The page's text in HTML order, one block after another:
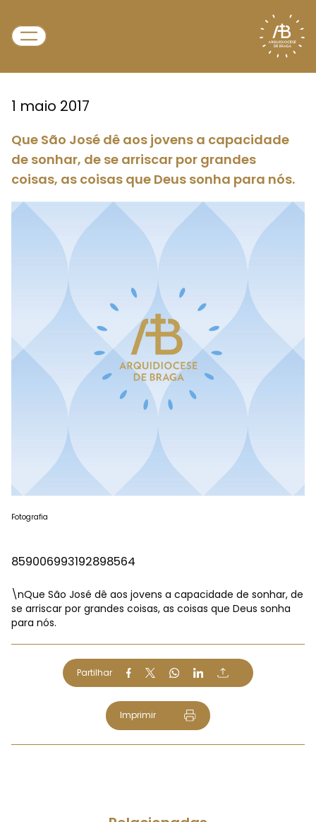
1 maio 2017
Que São José dê aos jovens a capacidade
de sonhar, de se arriscar por grandes
coisas, as coisas que Deus sonha para nós.
Fotografia
859006993192898564
\nQue São José dê aos jovens a capacidade de sonhar, de
se arriscar por grandes coisas, as coisas que Deus sonha
para nós.
Partilhar
Imprimir